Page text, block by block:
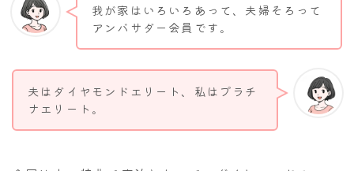
我が家はいろいろあって、夫婦そろって
アンバサダー会員です。
夫はダイヤモンドエリート、私はプラチ
ナエリート。